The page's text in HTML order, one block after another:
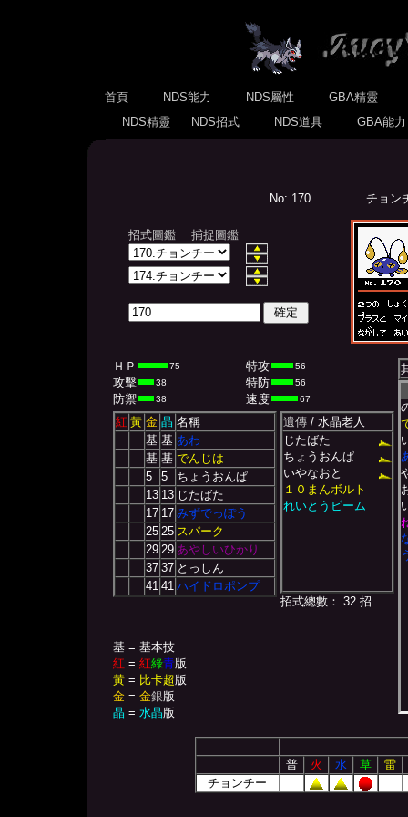
首頁 NDS能力 NDS屬性
GBA精靈
NDS精靈
NDS招式 NDS道具 GBA能
No: 170 チョン
招式圖鑑 捕捉圖鑑
ＨＰ 75 特攻 56
攻擊 38 特防 56
防禦 38 速度 67
紅 黃 金 晶 名稱
基 基 あわ
基 基 でんじは
5
5
ちょうおんぱ
13 13 じたばた
17 17 みずでっぽう
25 25 スパーク
29 29 あやしいひかり
37 37 とっしん
41 41 ハイドロポンプ
基 = 基本技
紅 = 紅綠青版
黃= 比卡超 版
金= 金銀 版
晶 = 水晶 版
遺傳/ 水晶老人
じたばた
ちょうおんぱ
いやなおと
１０まんボルト
れいとうビーム
招式總數： 32 招
普 火 水 草
雷
チョンチー